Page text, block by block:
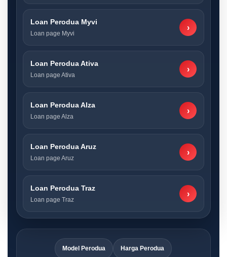
Loan Perodua Myvi
Loan page Myvi
›
Loan Perodua Ativa
Loan page Ativa
›
Loan Perodua Alza
Loan page Alza
›
Loan Perodua Aruz
Loan page Aruz
›
Loan Perodua Traz
Loan page Traz
›
Model Perodua Harga Perodua